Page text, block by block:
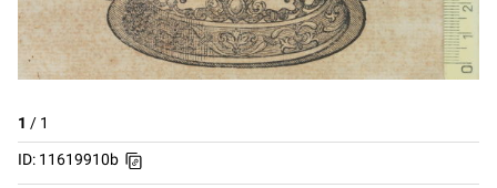
1 / 1
ID: 11619910b